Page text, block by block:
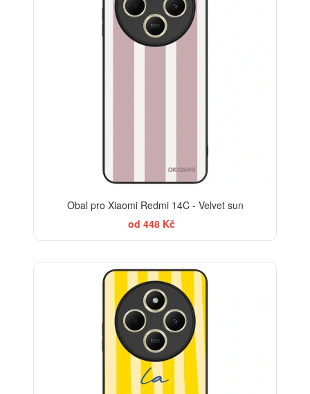
Obal pro Xiaomi Redmi 14C - Velvet sun
od 448 Kč